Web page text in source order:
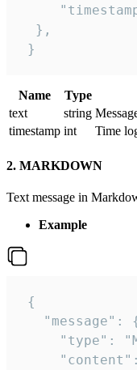
  },
}
Name Type
text
string
timestamp int Time
2. MARKDOWN
Text message in
Example
{
"message":
"type":